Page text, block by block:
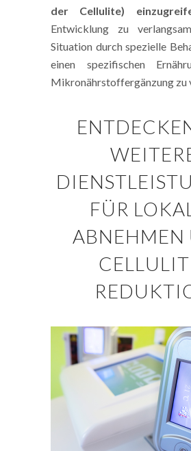
der Cellulite)
Entwicklung zu
Situation durch spezielle
einen spezifischen
Mikronährstoffergänzung zu
FÜR
ABNEHMEN